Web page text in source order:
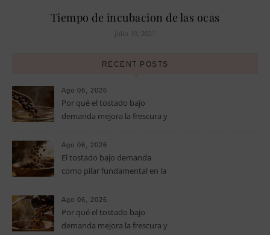
Tiempo de incubacion de las ocas
julio 19, 2021
RECENT POSTS
Ago 06, 2026
Por qué el tostado bajo
demanda mejora la frescura y
especialidad
Ago 06, 2026
El tostado bajo demanda
como pilar fundamental en la
Ago 06, 2026
Por qué el tostado bajo
demanda mejora la frescura y